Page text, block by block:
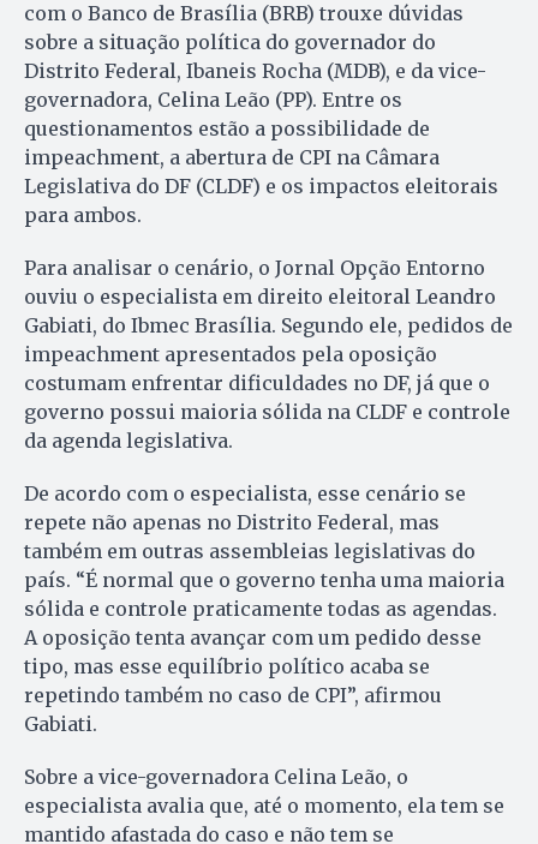
com o Banco de Brasília (BRB) trouxe dúvidas
sobre a situação política do governador do
Distrito Federal, Ibaneis Rocha (MDB), e da vice-
governadora, Celina Leão (PP). Entre os
questionamentos estão a possibilidade de
impeachment, a abertura de CPI na Câmara
Legislativa do DF (CLDF) e os impactos eleitorais
para ambos.
Para analisar o cenário, o Jornal Opção Entorno
ouviu o especialista em direito eleitoral Leandro
Gabiati, do Ibmec Brasília. Segundo ele, pedidos de
impeachment apresentados pela oposição
costumam enfrentar dificuldades no DF, já que o
governo possui maioria sólida na CLDF e controle
da agenda legislativa.
De acordo com o especialista, esse cenário se
repete não apenas no Distrito Federal, mas
também em outras assembleias legislativas do
país. “É normal que o governo tenha uma maioria
sólida e controle praticamente todas as agendas.
A oposição tenta avançar com um pedido desse
tipo, mas esse equilíbrio político acaba se
repetindo também no caso de CPI”, afirmou
Gabiati.
Sobre a vice-governadora Celina Leão, o
especialista avalia que, até o momento, ela tem se
mantido afastada do caso e não tem se